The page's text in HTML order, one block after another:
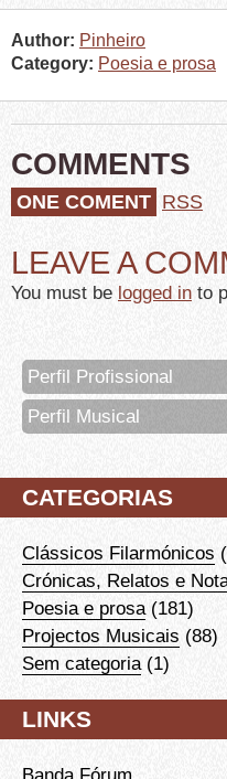
Author: Pinheiro
Category: Poesia e prosa
COMMENTS
ONE COMENT RSS
LEAVE A
You must be logged in to
Perfil Profissional
Perfil Musical
CATEGORIAS
Clássicos Filarmónicos
Crónicas, Relatos e
Poesia e prosa(181)
Projectos Musicais (88)
Sem categoria(1)
LINKS